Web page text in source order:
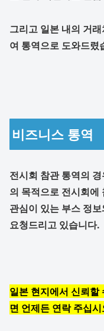
그리고 일본 내의 거
여 통역으로 도와드렸
비즈니스 통역
전시회 참관 통역의 경
의 목적으로 전시회에
관심이 있는 부스 정
요청드리고 있습니다.
일본 현지에서 신뢰할
면 언제든 연락 주십